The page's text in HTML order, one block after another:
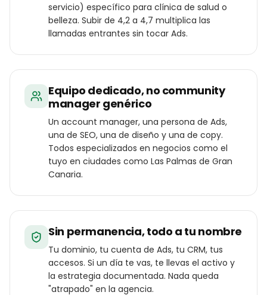
servicio) específico para clínica de salud o
belleza. Subir de 4,2 a 4,7 multiplica las
llamadas entrantes sin tocar Ads.
Equipo dedicado, no community
manager genérico
Un account manager, una persona de Ads,
una de SEO, una de diseño y una de copy.
Todos especializados en negocios como el
tuyo en ciudades como Las Palmas de Gran
Canaria.
Sin permanencia, todo a tu nombre
Tu dominio, tu cuenta de Ads, tu CRM, tus
accesos. Si un día te vas, te llevas el activo y
la estrategia documentada. Nada queda
"atrapado" en la agencia.